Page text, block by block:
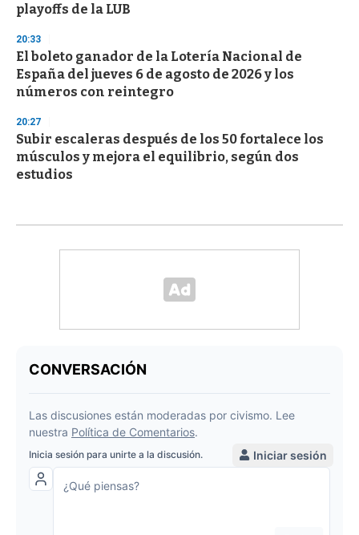
playoffs de la LUB
20:33
El boleto ganador de la Lotería Nacional de
España del jueves 6 de agosto de 2026 y los
números con reintegro
20:27
Subir escaleras después de los 50 fortalece los
músculos y mejora el equilibrio, según dos
estudios